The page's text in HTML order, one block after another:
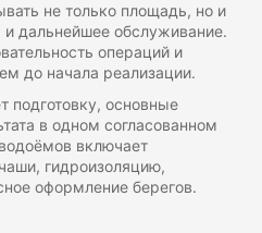
не только площадь, но и
и дальнейшее обслуживание.
операций и
до начала реализации.
подготовку, основные
в одном согласованном
включает
гидроизоляцию,
оформление берегов.